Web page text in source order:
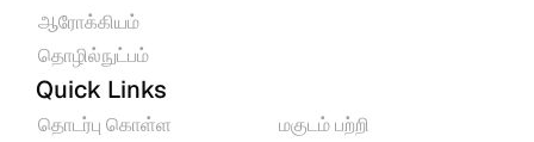
ஆரோக்கியம்
தொழில்நுட்பம்
Quick Links
தொடர்பு கொள்ள மகுடம் பற்றி